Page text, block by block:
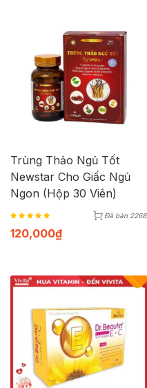
Trùng Thảo Ngủ Tốt
Newstar Cho Giấc Ngủ
Ngon (Hộp 30 Viên)
Đã bán 2268
120,000₫